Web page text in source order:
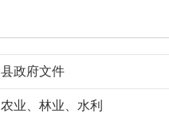
县政府文件
农业、林业、水利